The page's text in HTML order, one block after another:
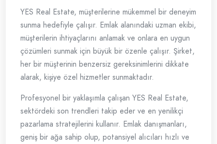
YES Real Estate, müşterilerine mükemmel bir deneyim
sunma hedefiyle çalışır. Emlak alanındaki uzman ekibi,
müşterilerin ihtiyaçlarını anlamak ve onlara en uygun
çözümleri sunmak için büyük bir özenle çalışır. Şirket,
her bir müşterinin benzersiz gereksinimlerini dikkate
alarak, kişiye özel hizmetler sunmaktadır.
Profesyonel bir yaklaşımla çalışan YES Real Estate,
sektördeki son trendleri takip eder ve en yenilikçi
pazarlama stratejilerini kullanır. Emlak danışmanları,
geniş bir ağa sahip olup, potansiyel alıcıları hızlı ve